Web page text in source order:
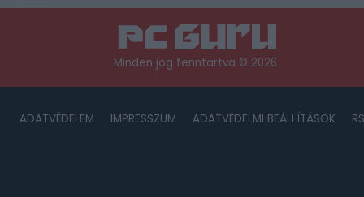
Minden jog fenntartva © 2026
ADATVÉDELEM IMPRESSZUM ADATVÉDELMI BEÁLLÍTÁSOK